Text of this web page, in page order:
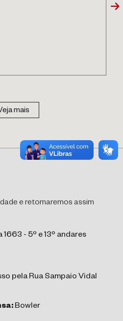
mais
e retornaremos assim
- 5º e 13º andares
pela Rua Sampaio Vidal
Bowler